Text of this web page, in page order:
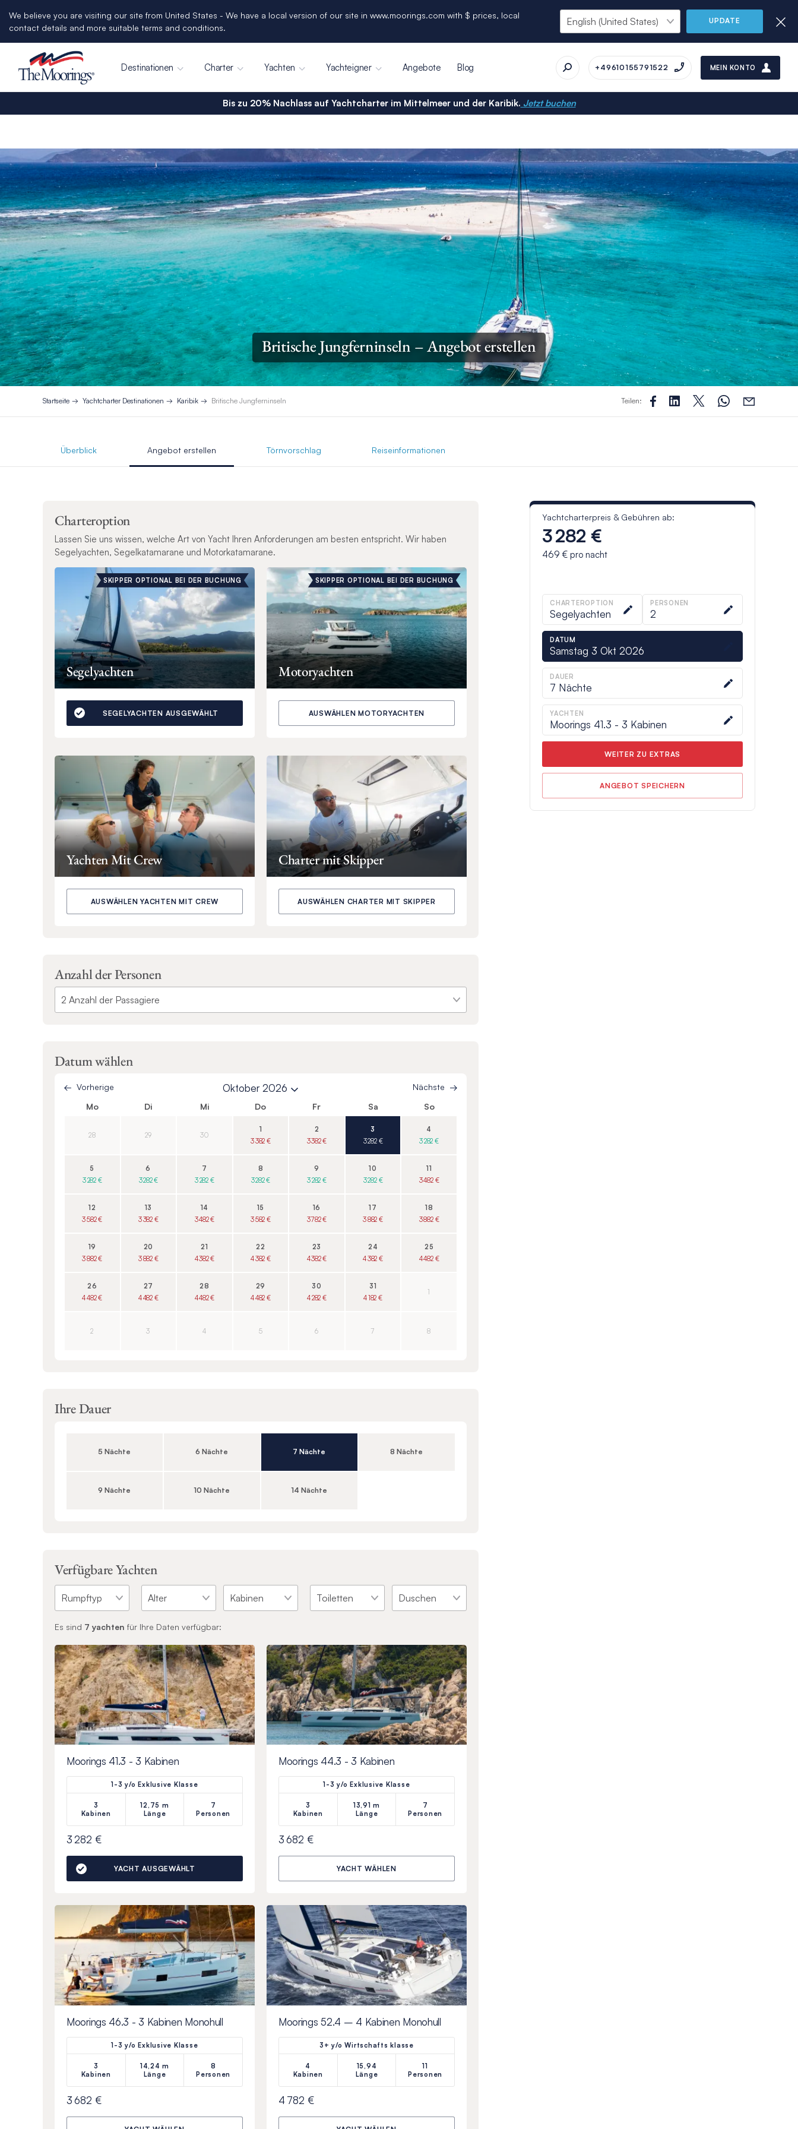
We believe you are visiting our site from United States - We have a local version of our site in www.moorings.com with $ prices, local
contact details and more suitable terms and conditions.
UPDATE
Destinationen Charter Yachten Yachteigner Angebote Blog +49610155791522 MEIN KONTO
Bis zu 20% Nachlass auf Yachtcharter im Mittelmeer und der Karibik. Jetzt buchen
Britische Jungferninseln – Angebot erstellen
Startseite Yachtcharter Destinationen Karibik Britische Jungferninseln Teilen:
Überblick Angebot erstellen Törnvorschlag Reiseinformationen
Charteroption
Lassen Sie uns wissen, welche Art von Yacht Ihren Anforderungen am besten entspricht. Wir haben
Segelyachten, Segelkatamarane und Motorkatamarane.
SKIPPER OPTIONAL BEI DER BUCHUNG
Segelyachten
SEGELYACHTEN AUSGEWÄHLT
SKIPPER OPTIONAL BEI DER BUCHUNG
Motoryachten
AUSWÄHLEN MOTORYACHTEN
Yachten Mit Crew
AUSWÄHLEN YACHTEN MIT CREW
Charter mit Skipper
AUSWÄHLEN CHARTER MIT SKIPPER
Anzahl der Personen
Datum wählen
Vorherige Oktober 2026
Nächste
Mo
Di Mi Do Fr Sa So
28 29 30
1
3 382 €
2
3 382 €
3
3 282 €
4
3 282 €
5
3 282 €
6
3 282 €
7
3 282 €
8
3 282 €
9
3 282 €
10
3 282 €
11
3 482 €
12
3 582 €
13
3 382 €
14
3 482 €
15
3 582 €
16
3 782 €
17
3 882 €
18
3 882 €
19
3 882 €
20
3 882 €
21
4 382 €
22
4 382 €
23
4 382 €
24
4 382 €
25
4 482 €
26
4 482 €
27
4 482 €
28
4 482 €
29
4 482 €
30
4 282 €
31
4 182 €
1
2 3 4 5 6 7 8
Ihre Dauer
5 Nächte 6 Nächte 7 Nächte 8 Nächte
9 Nächte 10 Nächte 14 Nächte
Verfügbare Yachten
Es sind 7 yachten für Ihre Daten verfügbar:
Moorings 41.3 - 3 Kabinen
1-3 y/o Exklusive Klasse
3
Kabinen
12,75 m
Länge
7
Personen
3 282 €
YACHT AUSGEWÄHLT
Moorings 44.3 - 3 Kabinen
1-3 y/o Exklusive Klasse
3
Kabinen
13,91 m
Länge
7
Personen
3 682 €
YACHT WÄHLEN
Moorings 46.3 - 3 Kabinen Monohull
1-3 y/o Exklusive Klasse
3
Kabinen
14,24 m
Länge
8
Personen
3 682 €
Moorings 52.4 – 4 Kabinen Monohull
3+ y/o Wirtschafts klasse
4
Kabinen
15,94
Länge
11
Personen
4 782 €
Yachtcharterpreis & Gebühren ab:
3 282 €
469 € pro nacht
CHARTEROPTION
Segelyachten
PERSONEN
2
DATUM
Samstag 3 Okt 2026
DAUER
7 Nächte
YACHTEN
Moorings 41.3 - 3 Kabinen
WEITER ZU EXTRAS
ANGEBOT SPEICHERN